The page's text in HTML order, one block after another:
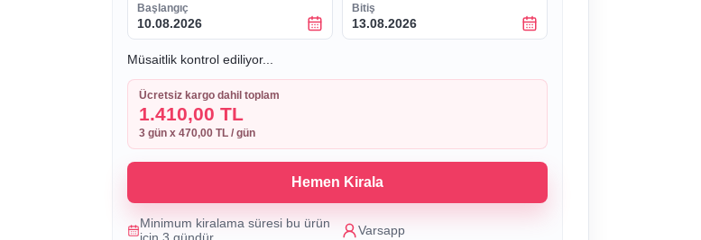
Başlangıç
10.08.2026
Bitiş
13.08.2026
Müsaitlik kontrol ediliyor...
Ücretsiz kargo dahil toplam
1.410,00 TL
3 gün x 470,00 TL / gün
Hemen Kirala
Minimum kiralama süresi bu ürün
Varsapp